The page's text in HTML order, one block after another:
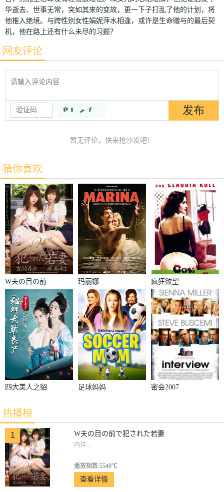
华逝去、世事无常，突如其来的变故，更一下子打乱了他的计划，将
他推入绝境。与跨性别女性娟妮萍水相逢，或许是生命赠与的最后契
机，他在路上还有什么未尽的习题？
网友评论
暂无评论，快来抢沙发吧！
猜你喜欢
W夫の目の前
で犯された若
妻
玛丽娜 疯狂欲望
四大美人之貂
足球妈妈 密会2007
热播榜
1 W夫の目の前で犯された若妻
内详...
播放指数:5549℃
查看详情